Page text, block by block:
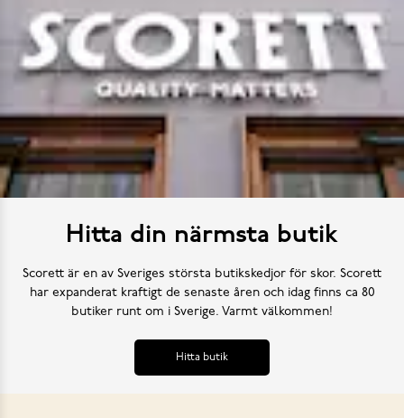
Hitta din närmsta butik
Scorett är en av Sveriges största butikskedjor för skor. Scorett
har expanderat kraftigt de senaste åren och idag finns ca 80
butiker runt om i Sverige. Varmt välkommen!
Hitta butik